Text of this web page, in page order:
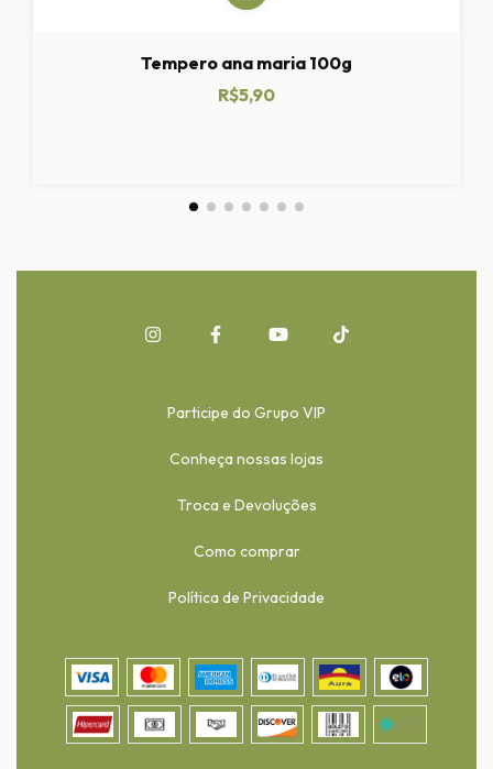
Tempero ana maria 100g
R$5,90
Participe do Grupo VIP
Conheça nossas lojas
Troca e Devoluções
Como comprar
Política de Privacidade